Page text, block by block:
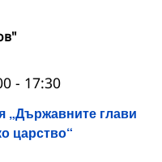
„Държавните глави
царство“
- 17:30